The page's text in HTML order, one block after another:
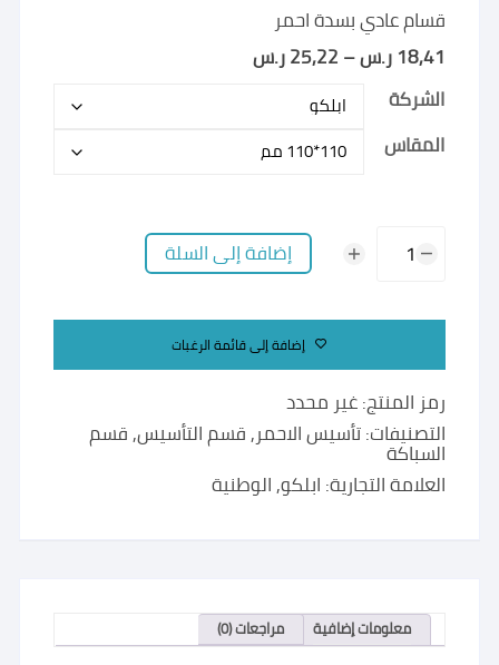
قسام عادي بسدة احمر
18,41ر.س–
25,22ر.سنطاق
السعر:
الشركة
المقاس
كمية
قسام
بسدة
إضافة إلى السلة
إضافة إلى قائمة الرغبات
رمز المنتج:غير محدد
التصنيفات:تأسيس الاحمر,قسم التأسيس,قسم
السباكة
العلامة التجارية:ابلكو,الوطنية
معلومات إضافية مراجعات (0)